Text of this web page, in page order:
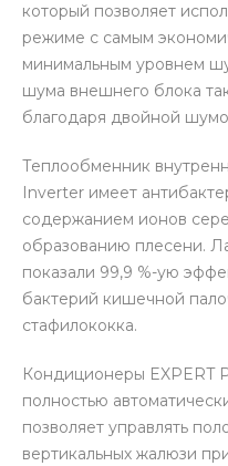
который позволяет
режиме с самым
минимальным уровнем
шума внешнего блока
благодаря двойной
Теплообменник
Inverter имеет
содержанием ионов
образованию плесени.
показали 99,9 %-ую
бактерий кишечной
стафилококка.
Кондиционеры EXPERT
полностью
позволяет управлять
вертикальных жалюзи